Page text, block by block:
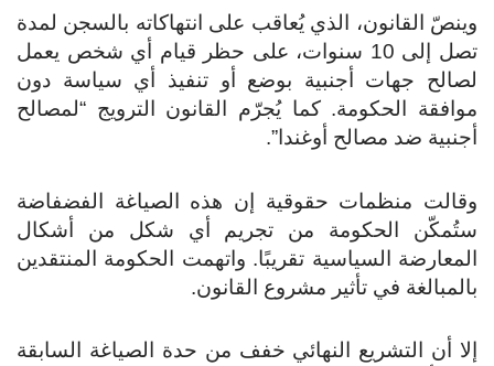
وينصّ القانون، الذي يُعاقب على انتهاكاته بالسجن لمدة
تصل إلى 10 سنوات، على حظر قيام أي شخص يعمل
لصالح جهات أجنبية بوضع أو تنفيذ أي سياسة دون
موافقة الحكومة. كما يُجرّم القانون الترويج “لمصالح
أجنبية ضد مصالح أوغندا”.
وقالت منظمات حقوقية إن هذه الصياغة الفضفاضة
ستُمكّن الحكومة من تجريم أي شكل من أشكال
المعارضة السياسية تقريبًا. واتهمت الحكومة المنتقدين
بالمبالغة في تأثير مشروع القانون.
إلا أن التشريع النهائي خفف من حدة الصياغة السابقة